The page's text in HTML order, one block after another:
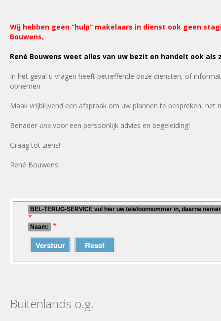
Wij hebben geen “hulp” makelaars in dienst ook geen
Bouwens,
René Bouwens weet alles van uw bezit en handelt ook als
In het geval u vragen heeft betreffende onze diensten, of
opnemen.
Maak vrijblijvend een afspraak om uw plannen te bespreken, het
Benader onsvoor een persoonlijk advies en begeleiding!
Graag tot ziens!
René Bouwens
BEL-TERUG-SERVICE vul hier uw telefoonnummer in, daarna
*
Naam: *
Verstuur Reset
Buitenlands o.g.